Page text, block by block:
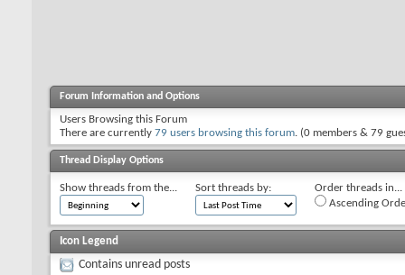
Forum Information and Options
Users Browsing this Forum
There are currently 79 users browsing this forum. (0 members & 79
Thread Display Options
Show threads from the... Sort threads by:
Order threads in...
Ascending
Icon Legend
Contains unread posts